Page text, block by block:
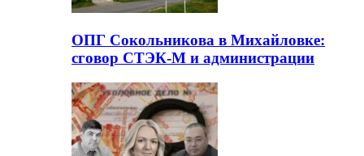
ОПГ Сокольникова в Михайловке:
сговор СТЭК-М и администрации